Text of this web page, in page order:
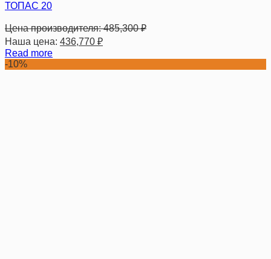
ТОПАС 20
Цена производителя:485,300₽
Наша цена: 436,770 ₽
Read more
-10%